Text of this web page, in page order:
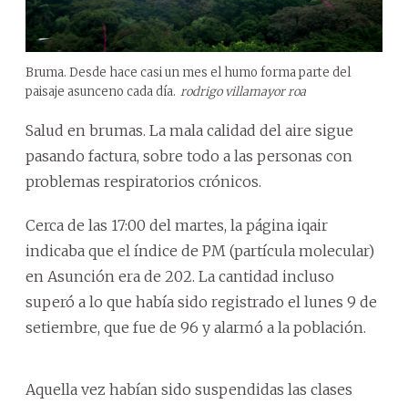
Bruma. Desde hace casi un mes el humo forma parte del
paisaje asunceno cada día. rodrigo villamayor roa
Salud en brumas. La mala calidad del aire sigue
pasando factura, sobre todo a las personas con
problemas respiratorios crónicos.
Cerca de las 17:00 del martes, la página iqair
indicaba que el índice de PM (partícula molecular)
en Asunción era de 202. La cantidad incluso
superó a lo que había sido registrado el lunes 9 de
setiembre, que fue de 96 y alarmó a la población.
Aquella vez habían sido suspendidas las clases